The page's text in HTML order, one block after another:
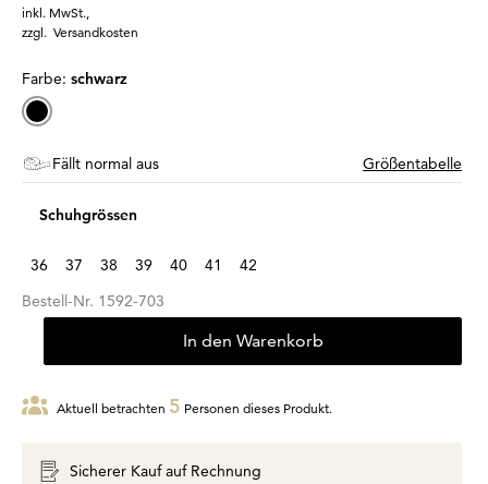
inkl. MwSt.
zzgl. Versandkosten
Farbe: schwarz
Fällt normal aus Größentabelle
Schuhgrössen
36 37 38 39 40 41
42
Bestell-Nr. 1592-703
In den Warenkorb
Aktuell betrachten 5 Personen dieses Produkt.
Sicherer Kauf auf Rechnung